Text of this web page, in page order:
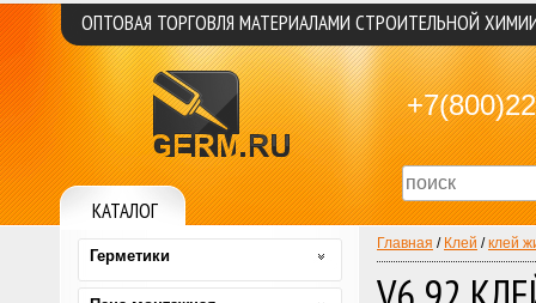
Главная / Клей /клей
Герметики
ОПТОВАЯ ТОРГОВЛЯ МАТЕРИАЛАМИ СТРОИТЕЛЬНОЙ
КАТАЛОГ